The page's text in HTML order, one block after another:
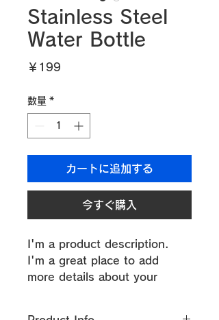
Stainless Steel
Water Bottle
￥199
数量 *
カートに追加する
今すぐ購入
I'm a product description.
I'm a great place to add
more details about your